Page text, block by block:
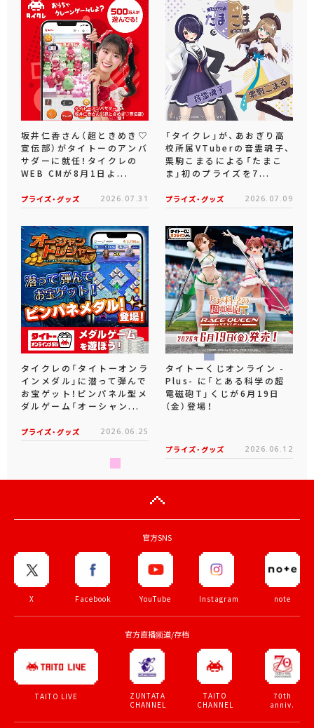
坂井仁香さん（超ときめき♡
宣伝部）がタイトーのアンバ
サダーに就任！タイクレの
WEB CMが8月1日よ...
プライズ・グッズ 2026.07.31
「タイクレ」が、あおぎり高
校所属VTuberの音霊魂子、
栗駒こまるによる「たまこ
ま」初のプライズを7...
プライズ・グッズ 2026.07.09
タイクレの「タイトーオンラ
インメダル」に潜って弾んで
お宝ゲット！ピンパネル型メ
ダルゲーム「オーシャン...
プライズ・グッズ 2026.06.25
タイトーくじオンライン -
Plus- に「とある科学の超
電磁砲T」くじが6月19日
（金）登場！
プライズ・グッズ 2026.06.12
官方SNS
X Facebook YouTube Instagram note
官方直播频道/存档
TAITO LIVE
ZUNTATA
CHANNEL
TAITO
CHANNEL
70th
anniv.